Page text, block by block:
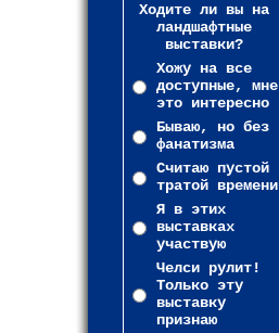
Ходите ли вы на
ландшафтные
выставки?
Хожу на все
доступные, мне
это интересно
Бываю, но без
фанатизма
Считаю пустой
тратой времени
Я в этих
выставках
участвую
Челси рулит!
Только эту
выставку
признаю